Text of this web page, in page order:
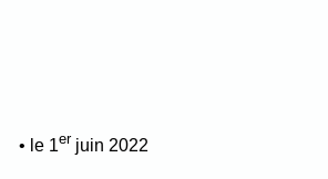
• le 1er juin 2022